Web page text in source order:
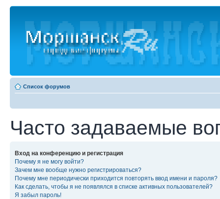
Список форумов
Часто задаваемые
Вход на конференцию и регистрация
Почему я не могу войти?
Зачем мне вообще нужно регистрироваться?
Почему мне периодически приходится повторять ввод имени и пароля?
Как сделать, чтобы я не появлялся в списке активных пользователей?
Я забыл пароль!